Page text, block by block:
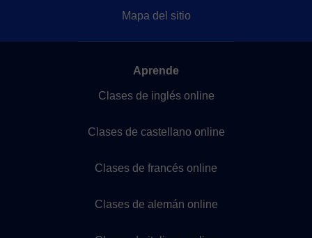
Mapa del sitio
Aprende
Clases de inglés online
Clases de castellano online
Clases de francés online
Clases de alemán online